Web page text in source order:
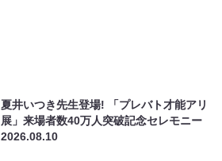
夏井いつき先生登場! 「プレバト才能アリ
展」来場者数40万人突破記念セレモニー
2026.08.10